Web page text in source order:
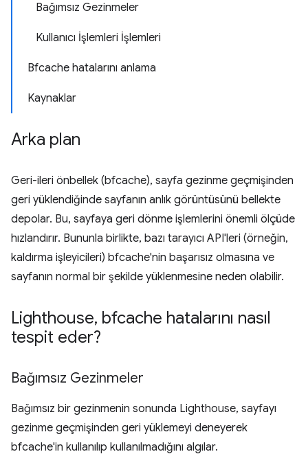
Bağımsız Gezinmeler
Kullanıcı İşlemleri İşlemleri
Bfcache hatalarını anlama
Kaynaklar
Arka plan
Geri-ileri önbellek (bfcache), sayfa gezinme geçmişinden
geri yüklendiğinde sayfanın anlık görüntüsünü bellekte
depolar. Bu, sayfaya geri dönme işlemlerini önemli ölçüde
hızlandırır. Bununla birlikte, bazı tarayıcı API'leri (örneğin,
kaldırma işleyicileri) bfcache'nin başarısız olmasına ve
sayfanın normal bir şekilde yüklenmesine neden olabilir.
Lighthouse, bfcache hatalarını nasıl
tespit eder?
Bağımsız Gezinmeler
Bağımsız bir gezinmenin sonunda Lighthouse, sayfayı
gezinme geçmişinden geri yüklemeyi deneyerek
bfcache'in kullanılıp kullanılmadığını algılar.